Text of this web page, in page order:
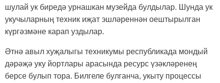
шулай ук биредә урнашкан музейда булдылар. Шунда ук
укучыларның техник иҗат эшләреннән оештырылган
күргәзмәне карап уздылар.
Әтнә авыл хуҗалыгы техникумы республикада мондый
дәрәҗә уку йортлары арасында ресурс үзәкләренең
берсе булып тора. Билгеле булганча, укыту процессы